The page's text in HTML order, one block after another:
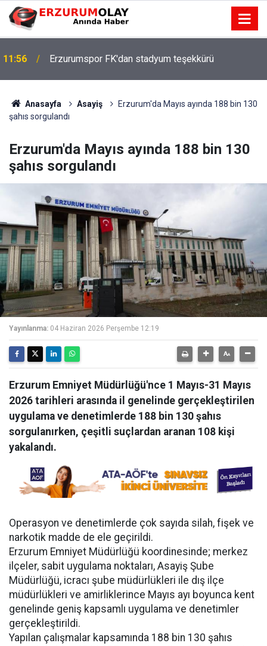
11:56 Erzurumspor FK'dan stadyum teşekkürü
Anasayfa Asayiş
Erzurum'da Mayıs ayında 188 bin 130
şahıs sorgulandı
Erzurum'da Mayıs ayında 188 bin 130
şahıs sorgulandı
Yayınlanma: 04 Haziran 2026 Perşembe 12:19
Erzurum Emniyet Müdürlüğü'nce 1 Mayıs-31 Mayıs
2026 tarihleri arasında il genelinde gerçekleştirilen
uygulama ve denetimlerde 188 bin 130 şahıs
sorgulanırken, çeşitli suçlardan aranan 108 kişi
yakalandı.
Operasyon ve denetimlerde çok sayıda silah, fişek ve
narkotik madde de ele geçirildi.
Erzurum Emniyet Müdürlüğü koordinesinde; merkez
ilçeler, sabit uygulama noktaları, Asayiş Şube
Müdürlüğü, icracı şube müdürlükleri ile dış ilçe
müdürlükleri ve amirliklerince Mayıs ayı boyunca kent
genelinde geniş kapsamlı uygulama ve denetimler
gerçekleştirildi.
Yapılan çalışmalar kapsamında 188 bin 130 şahıs